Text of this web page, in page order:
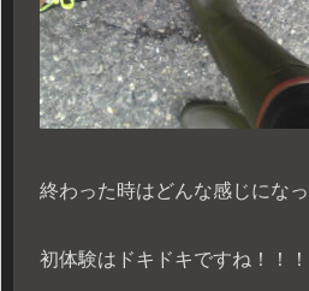
終わった時はどんな感じにな
初体験はドキドキですね！！！